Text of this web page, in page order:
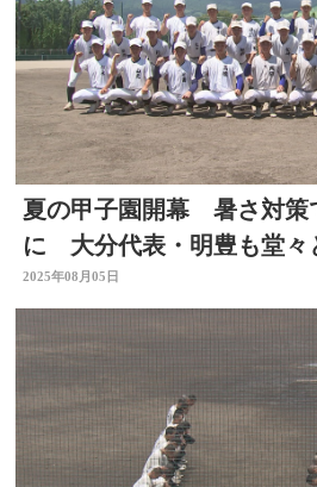
夏の甲子園開幕 暑さ対策
に 大分代表・明豊も堂々
2025年08月05日